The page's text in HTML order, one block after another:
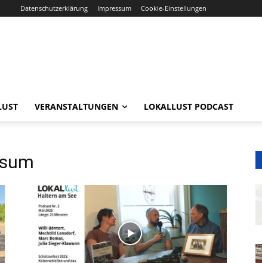
Datenschutzerklärung Impressum Cookie-Einstellungen
VERANSTALTUNGEN LOKALLUST PODCAST